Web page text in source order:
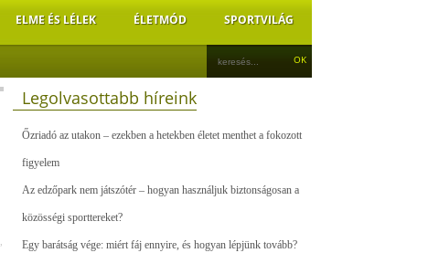
ELME ÉS LÉLEK ÉLETMÓD SPORTVILÁG
Legolvasottabb híreink
Őzriadó az utakon – ezekben a hetekben életet menthet a fokozott
figyelem
Az edzőpark nem játszótér – hogyan használjuk biztonságosan a
közösségi sporttereket?
Egy barátság vége: miért fáj ennyire, és hogyan lépjünk tovább?